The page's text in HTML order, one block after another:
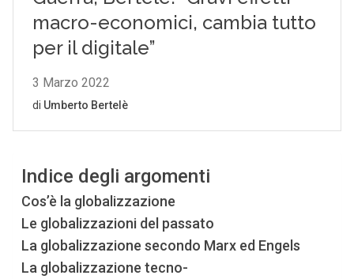
Indice degli argomenti
Cos’è la globalizzazione
Le globalizzazioni del passato
La globalizzazione secondo Marx ed Engels
La globalizzazione tecno-